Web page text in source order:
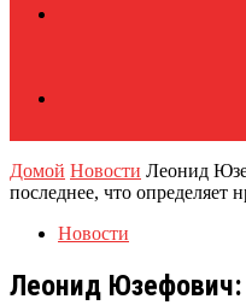
Домой Новости Леонид
последнее, что определяет
Новости
Леонид